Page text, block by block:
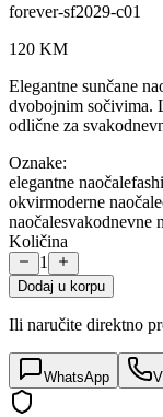
forever-sf2029-c01
120 KM
Elegantne sunčane
dvobojnim sočivima.
odlične za
Oznake:
elegantne naočale
okvirmoderne naočale
naočalesvakodnevne
Količina
1
Dodaj u korpu
Ili naručite direktno
WhatsApp